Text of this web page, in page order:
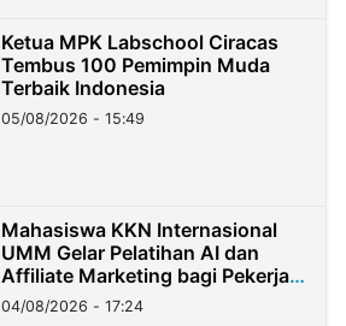
Ketua MPK Labschool Ciracas
Tembus 100 Pemimpin Muda
Terbaik Indonesia
05/08/2026 - 15:49
Mahasiswa KKN Internasional
UMM Gelar Pelatihan AI dan
Affiliate Marketing bagi Pekerja
Migran Indonesia di Taiwan
04/08/2026 - 17:24